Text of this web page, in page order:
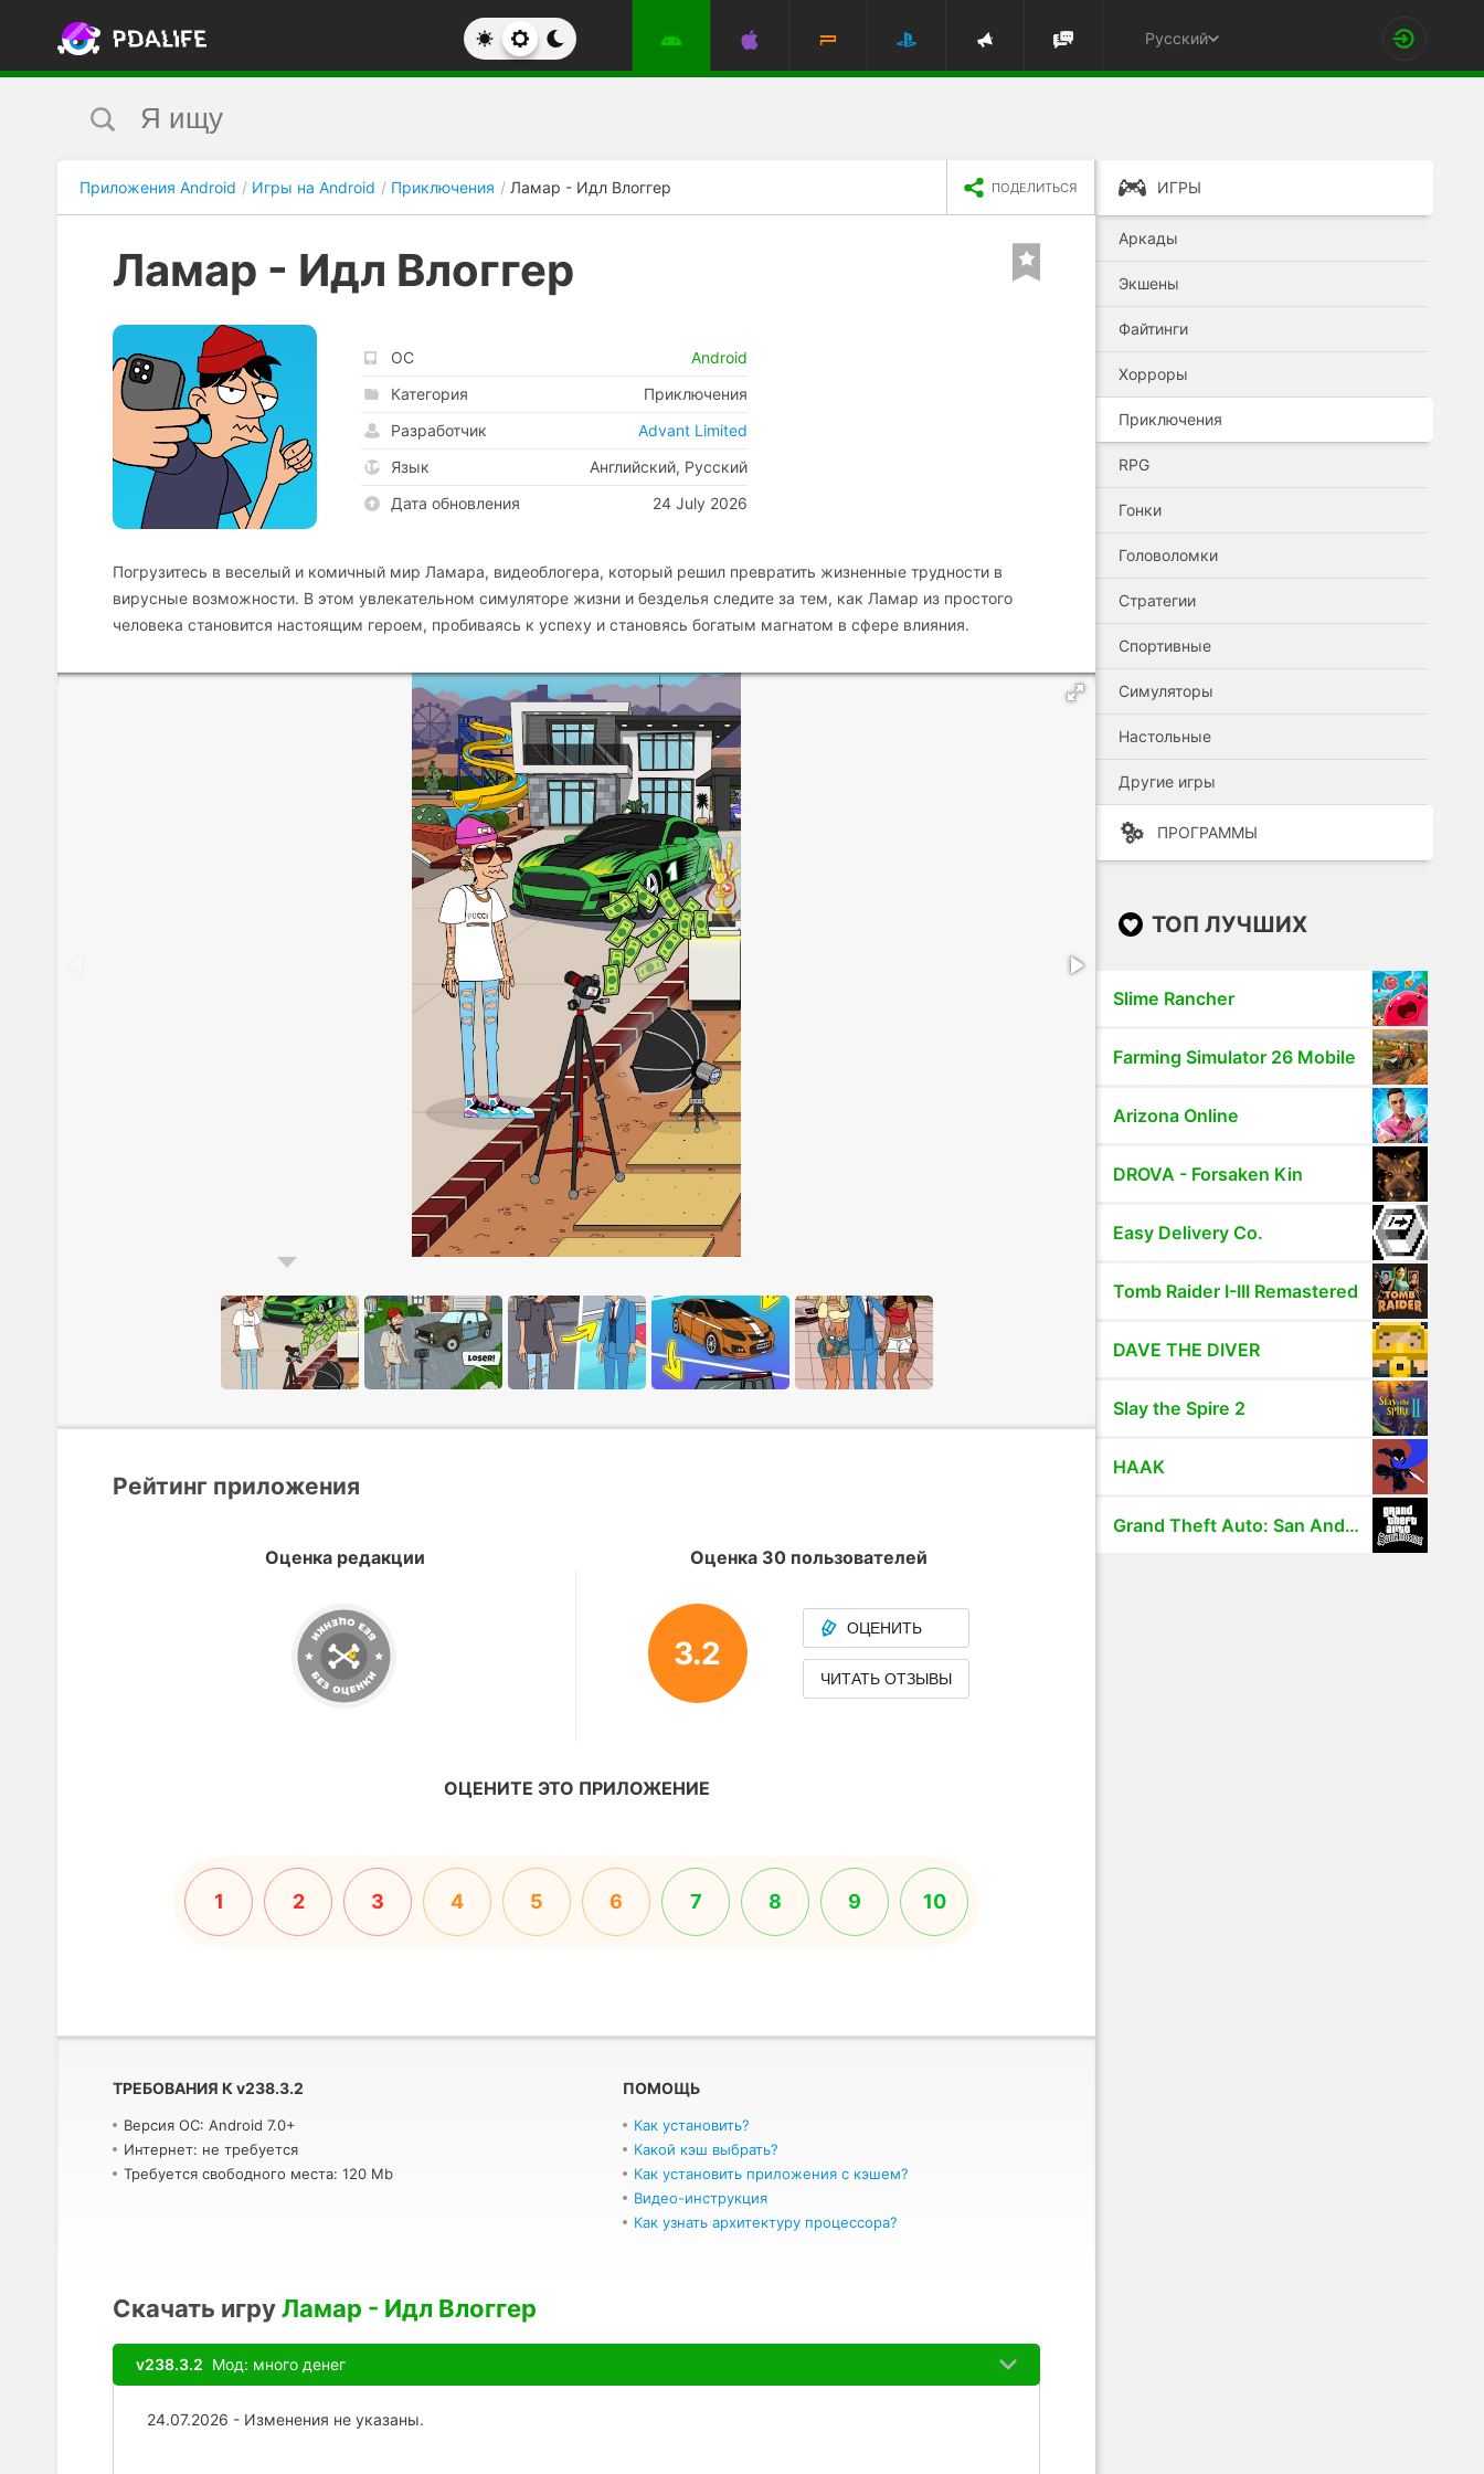
Русский
Приложения Android Игры на Android Приключения Ламар - Идл Влоггер ПОДЕЛИТЬСЯ
Ламар - Идл Влоггер
ОС
Android
Категория
Приключения
Разработчик
Advant Limited
Язык
Английский, Русский
Дата обновления
24 July 2026
Погрузитесь в веселый и комичный мир Ламара, видеоблогера, который решил превратить жизненные трудности в
вирусные возможности. В этом увлекательном симуляторе жизни и безделья следите за тем, как Ламар из простого
человека становится настоящим героем, пробиваясь к успеху и становясь богатым магнатом в сфере влияния.
Рейтинг приложения
Оценка редакции Оценка 30 пользователей
3.2
ОЦЕНИТЬ
ЧИТАТЬ ОТЗЫВЫ
ОЦЕНИТЕ ЭТО ПРИЛОЖЕНИЕ
1 2 3 4 5 6 7 8 9 10
ТРЕБОВАНИЯ К v238.3.2
Версия ОС: Android 7.0+
Интернет: не требуется
Требуется свободного места: 120 Mb
ПОМОЩЬ
Как установить?
Какой кэш выбрать?
Как установить приложения с кэшем?
Видео-инструкция
Как узнать архитектуру процессора?
Скачать игруЛамар - Идл Влоггер
v238.3.2 Мод: много денег
24.07.2026 - Изменения не указаны.
ИГРЫ
Аркады
Экшены
Файтинги
Хорроры
Приключения
RPG
Гонки
Головоломки
Стратегии
Спортивные
Симуляторы
Настольные
Другие игры
ПРОГРАММЫ
ТОП ЛУЧШИХ
Slime Rancher
Farming Simulator 26 Mobile
Arizona Online
DROVA - Forsaken Kin
Easy Delivery Co.
Tomb Raider I-III Remastered
DAVE THE DIVER
Slay the Spire 2
HAAK
Grand Theft Auto: San Andreas